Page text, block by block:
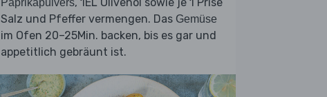
Paprikapulvers
Salz und Pfeffer vermengen. Das Gemüse
im Ofen 20–25Min. backen, bis es gar und
appetitlich gebräunt ist.